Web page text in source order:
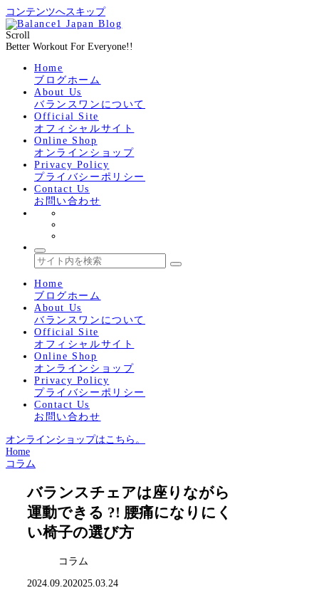
コンテンツへスキップ
Scroll
Better Workout For Everyone!!
Home
ブログホーム
About Us
バランスワンについて
Official Site
オフィシャルサイト
Online Shop
オンラインショップ
Privacy Policy
プライバシーポリシー
Contact Us
お問い合わせ
Home
ブログホーム
About Us
バランスワンについて
Official Site
オフィシャルサイト
Online Shop
オンラインショップ
Privacy Policy
プライバシーポリシー
Contact Us
お問い合わせ
オンラインショップはこちら。
Home
コラム
バランスチェアは座りながら
運動できる ?! 腰痛になりにく
い椅子の選び方
コラム
2024.09.202025.03.24